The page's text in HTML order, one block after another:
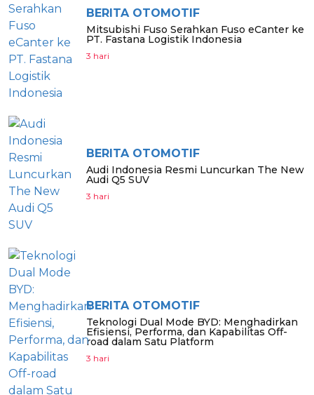
BERITA OTOMOTIF
Mitsubishi Fuso Serahkan Fuso eCanter ke
PT. Fastana Logistik Indonesia
3 hari
BERITA OTOMOTIF
Audi Indonesia Resmi Luncurkan The New
Audi Q5 SUV
3 hari
BERITA OTOMOTIF
Teknologi Dual Mode BYD: Menghadirkan
Efisiensi, Performa, dan Kapabilitas Off-
road dalam Satu Platform
3 hari